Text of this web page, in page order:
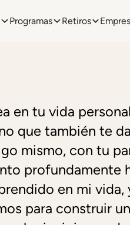
Programas Retiros
en tu vida
que también te
mismo, con tu
profundamente
en mi
para construir